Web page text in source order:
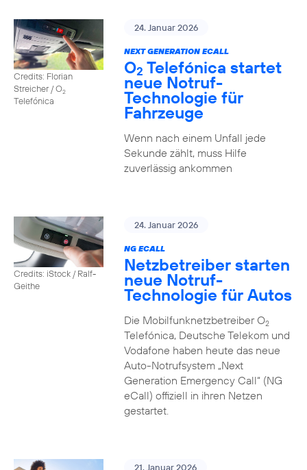
Credits: Florian
Streicher / O2
Telefónica
24. Januar 2026
NEXT GENERATION ECALL
O2 Telefónica startet
neue Notruf-
Technologie für
Fahrzeuge
Wenn nach einem Unfall jede
Sekunde zählt, muss Hilfe
zuverlässig ankommen
Credits: iStock / Ralf-
Geithe
24. Januar 2026
NG ECALL
Netzbetreiber starten
neue Notruf-
Technologie für Autos
Die Mobilfunknetzbetreiber O2
Telefónica, Deutsche Telekom und
Vodafone haben heute das neue
Auto-Notrufsystem „Next
Generation Emergency Call“ (NG
eCall) offiziell in ihren Netzen
gestartet.
21. Januar 2026